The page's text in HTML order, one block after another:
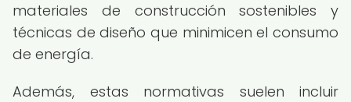
materiales de construcción sostenibles y
técnicas de diseño que minimicen el consumo
de energía.
Además, estas normativas suelen incluir